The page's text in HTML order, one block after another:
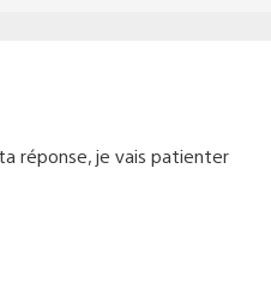
réponse, je vais patienter